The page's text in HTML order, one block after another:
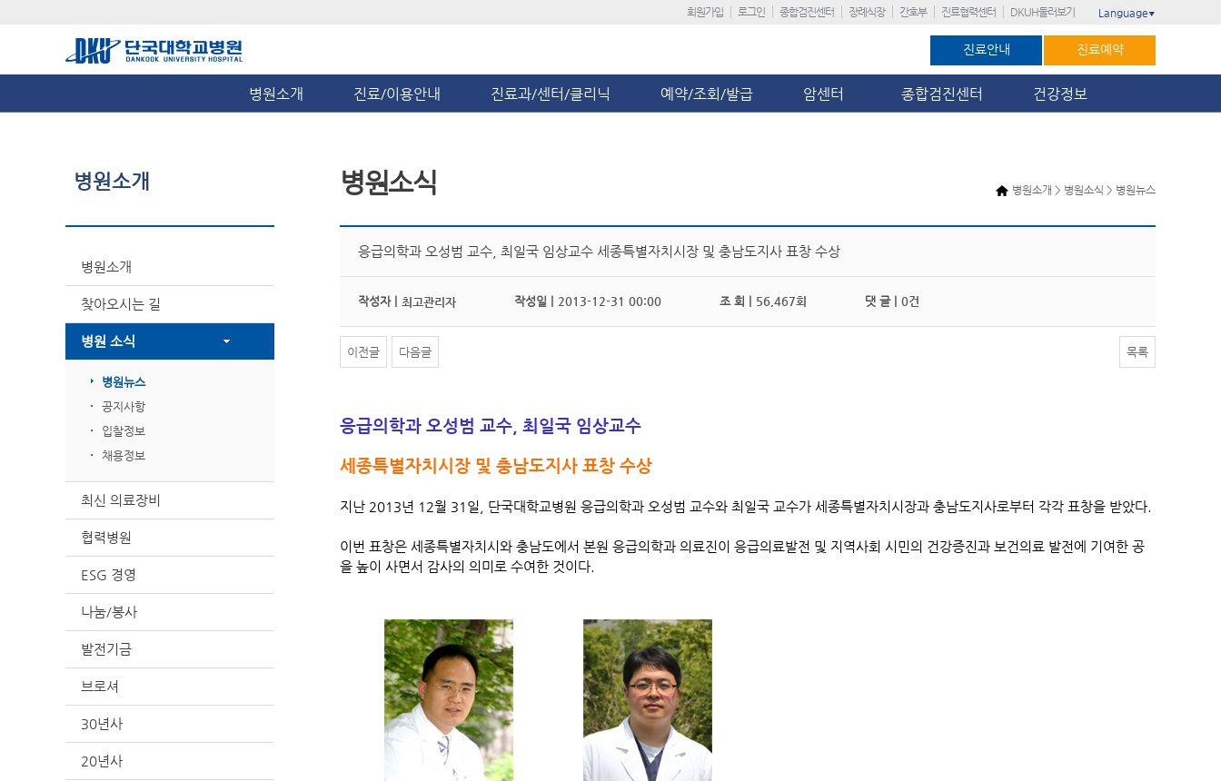
회원가입 로그인 종합검진센터 장례식장 간호부 진료협력센터 DKUH둘러보기 Language ▼
진료안내 진료예약
병원소개 진료/이용안내 진료과/센터/클리닉 예약/조회/발급 암센터 종합검진센터 건강정보
병원소개
병원소개
찾아오시는 길
병원 소식
병원뉴스
공지사항
입찰정보
채용정보
최신 의료장비
협력병원
ESG 경영
나눔/봉사
발전기금
브로셔
30년사
20년사
병원소개 > 병원소식 > 병원뉴스
병원소식
응급의학과 오성범 교수, 최일국 임상교수 세종특별자치시장 및 충남도지사 표창 수상
작성자 | 최고관리자 작성일 | 2013-12-31 00:00 조 회 | 56,467회 댓 글 | 0건
이전글 다음글 목록
응급의학과 오성범 교수, 최일국 임상교수
세종특별자치시장 및 충남도지사 표창 수상
지난 2013년 12월 31일, 단국대학교병원 응급의학과 오성범 교수와 최일국 교수가 세종특별자치시장과 충남도지사로부터 각각 표창을 받았다.
이번 표창은 세종특별자치시와 충남도에서 본원 응급의학과 의료진이 응급의료발전 및 지역사회 시민의 건강증진과 보건의료 발전에 기여한 공
을 높이 사면서 감사의 의미로 수여한 것이다.